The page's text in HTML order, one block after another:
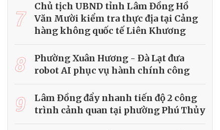
7
Chủ tịch UBND tỉnh Lâm Đồng Hồ
Văn Mười kiểm tra thực địa tại Cảng
hàng không quốc tế Liên Khương
8
Phường Xuân Hương - Đà Lạt đưa
robot AI phục vụ hành chính công
9
Lâm Đồng đẩy nhanh tiến độ 2 công
trình cảnh quan tại phường Phú Thủy